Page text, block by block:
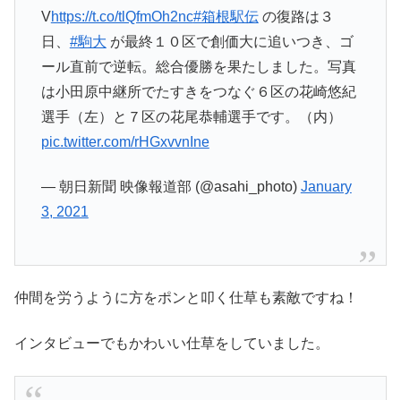
Vhttps://t.co/tlQfmOh2nc#箱根駅伝の復路は３
日、 #駒大 が最終１０区で創価大に追いつき、ゴ
ール直前で逆転。総合優勝を果たしました。写真
は小田原中継所でたすきをつなぐ６区の花崎悠紀
選手（左）と７区の花尾恭輔選手です。（内）
pic.twitter.com/rHGxvvnIne
— 朝日新聞 映像報道部 (@asahi_photo) January
3, 2021
仲間を労うように方をポンと叩く仕草も素敵ですね！
インタビューでもかわいい仕草をしていました。